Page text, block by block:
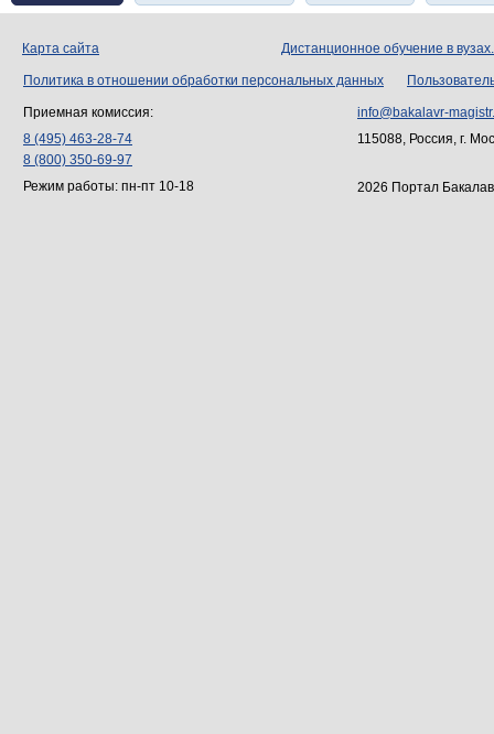
Карта сайта Дистанционное обучение в
Политика в отношении обработки персональных данных
Приемная комиссия:
8 (495) 463-28-74
8 (800) 350-69-97
Режим работы: пн-пт 10-18
info@bakalavr-
115088, Россия, г.
2026 Портал